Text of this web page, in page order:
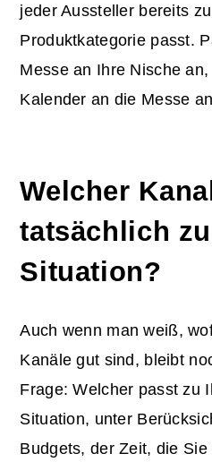
jeder Aussteller bereits
Produktkategorie passt.
Messe an Ihre Nische
Kalender an die Messe
Welcher
tatsächlich
Situation?
Auch wenn man weiß,
Kanäle gut sind, bleibt
Frage: Welcher passt zu
Situation, unter
Budgets, der Zeit, die Sie